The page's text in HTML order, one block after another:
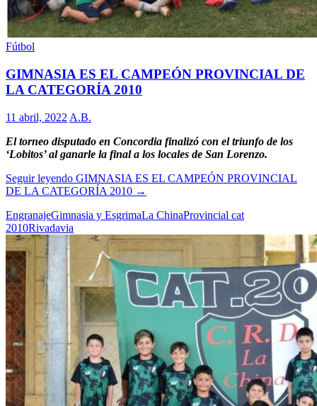
Fútbol
GIMNASIA ES EL CAMPEÓN PROVINCIAL DE
LA CATEGORÍA 2010
11 abril, 2022 A.B.
El torneo disputado en Concordia finalizó con el triunfo de los
‘Lobitos’ al ganarle la final a los locales de San Lorenzo.
Seguir leyendo GIMNASIA ES EL CAMPEÓN PROVINCIAL
DE LA CATEGORÍA 2010 →
EngranajeGimnasia y EsgrimaLa ChinaProvincial cat
2010Rivadavia